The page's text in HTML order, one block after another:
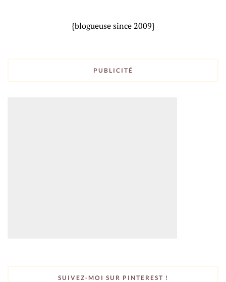
{blogueuse since 2009}
PUBLICITÉ
SUIVEZ-MOI SUR PINTEREST !